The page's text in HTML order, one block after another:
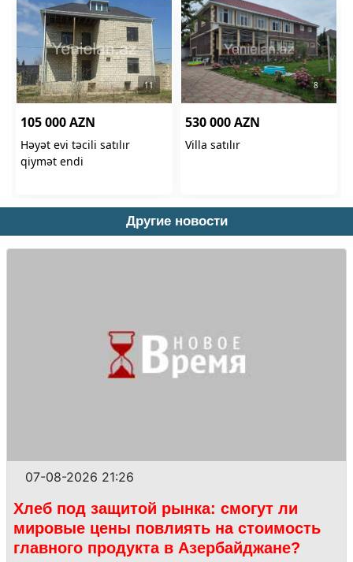
Другие новости
07-08-2026 21:26
Хлеб под защитой рынка: смогут ли
мировые цены повлиять на стоимость
главного продукта в Азербайджане?